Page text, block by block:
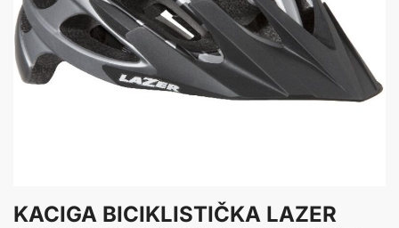
KACIGA BICIKLISTIČKA LAZER